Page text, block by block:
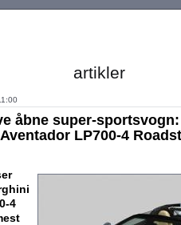
artikler
åbne super-
LP700-4
4